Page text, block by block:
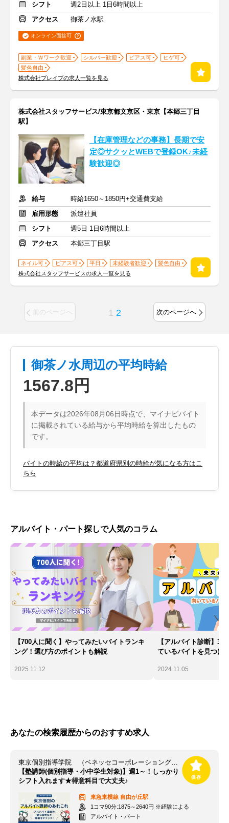
シフト
週2日以上 1日6時間以上
アクセス
御茶ノ水駅
オンライン面接可
副業・Ｗワーク歓迎 シルバー歓迎 ピアス可
ヒゲ可
髪色自由
株式会社ブレイブの求人一覧を見る
株式会社スタッフサービス/東京都文京区・東京【本郷三丁目
駅】
【在庫管理などの事務】長期で安
定◎サクッとWEBで登録OK♪未経
験歓迎◎
給与
時給1650～1850円+交通費支給
雇用形態
派遣社員
シフト
週5日 1日6時間以上
アクセス
本郷三丁目駅
ネイル可 ピアス可 平日 未経験者歓迎
髪色自由
株式会社スタッフサービスの求人一覧を見る
前のページへ 1 2 次のページへ
御茶ノ水周辺の平均時給
1567.8円
本データは2026年08月06日時点で、マイナビバイト
に掲載されている給与から平均時給を算出したもの
です。
バイトの時給の平均は？都道府県別の時給が気になる方はこ
ちら
アルバイト・パート探しで人気のコラム
【700人に聞く】やってみたいバイトランキ
ング！選び方のポイントも解説
2025.11.12
【アルバイト診断】
ているバイトを見つけ
2024.11.05
あなたの検索履歴からのおすすめ求人
【塾講師(個別指導・小中学生対象)】週1～！しっかり
シフト入れます★得意科目で大丈夫♪
東急東横線 自由が丘駅
1コマ90分:1875～2640円 ※経験による
アルバイト・パート